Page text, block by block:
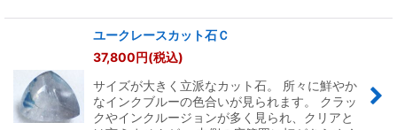
ユークレースカット石Ｃ
37,800円(税込)
サイズが大きく立派なカット石。 所々に鮮やか
なインクブルーの色合いが見られます。 クラッ
クやインクルージョンが多く見られ、クリアと